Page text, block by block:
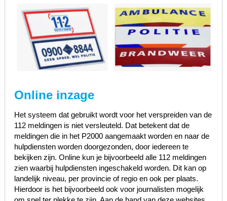
Online inzage
Het systeem dat gebruikt wordt voor het verspreiden van de
112 meldingen is niet versleuteld. Dat betekent dat de
meldingen die in het P2000 aangemaakt worden en naar de
hulpdiensten worden doorgezonden, door iedereen te
bekijken zijn. Online kun je bijvoorbeeld alle 112 meldingen
zien waarbij hulpdiensten ingeschakeld worden. Dit kan op
landelijk niveau, per provincie of regio en ook per plaats.
Hierdoor is het bijvoorbeeld ook voor journalisten mogelijk